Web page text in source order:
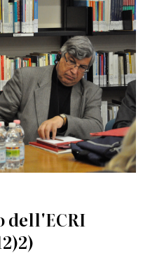
di Padova
dell'ECRI